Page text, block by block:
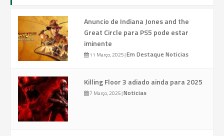
Anuncio de Indiana Jones and the
Great Circle para PS5 pode estar
iminente
11 Março, 2025|Em Destaque Noticias
Killing Floor 3 adiado ainda para 2025
7 Março, 2025|Noticias